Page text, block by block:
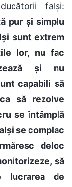
falși:
pur și simplu
sunt extrem
lor, nu fac
și nu
capabili să
să rezolve
se întâmplă
se complac
deloc
să
lucrarea de